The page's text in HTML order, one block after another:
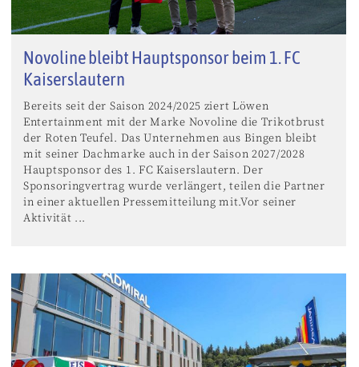
Novoline bleibt Hauptsponsor beim 1. FC
Kaiserslautern
Bereits seit der Saison 2024/2025 ziert Löwen
Entertainment mit der Marke Novoline die Trikotbrust
der Roten Teufel. Das Unternehmen aus Bingen bleibt
mit seiner Dachmarke auch in der Saison 2027/2028
Hauptsponsor des 1. FC Kaiserslautern. Der
Sponsoringvertrag wurde verlängert, teilen die Partner
in einer aktuellen Pressemitteilung mit.Vor seiner
Aktivität ...